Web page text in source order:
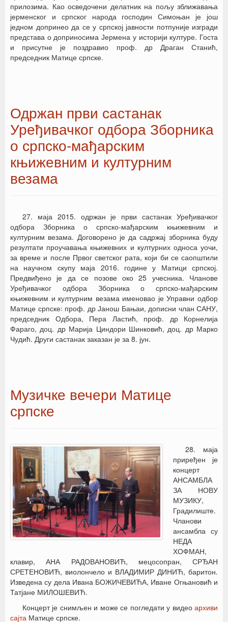
прилозима. Као осведочени делатник на пољу зближавања
јерменског и српског народа господин Симоњан је још
једном допринео да се у српској јавности потпуније изгради
представа о доприносима Јермена у историји културе. Госта
и присутне је поздравио проф. др Драган Станић,
председник Матице српске.
Одржан први састанак
Уређивачког одбора Зборника
о српско-мађарским
књижевним и културним
везама
27. маја 2015. одржан је први састанак Уређивачког
одбора Зборника о српско-мађарским књижевним и
културним везама. Договорено је да садржај зборника буду
резултати проучавања књижевних и културних односа уочи,
за време и после Првог светског рата, који би се саопштили
на научном скупу маја 2016. године у Матици српској.
Предвиђено је да се позове око 25 учесника. Чланове
Уређивачког одбора Зборника о српско-мађарским
књижевним и културним везама именовао је Управни одбор
Матице српске꞉ проф. др Јанош Бањаи, дописни члан САНУ,
председник Одбора, Пера Ластић, проф. др Корнелија
Фараго, доц. др Марија Циндори Шинковић, доц. др Марко
Чудић. Други састанак заказан је за 8. јун.
Музичке вечери Матице
српске
28. маја
приређен је
концерт
АНСАМБЛА
ЗА НОВУ
МУЗИКУ,
Градилиште.
Чланови
ансамбла су
НЕДА
ХОФМАН,
клавир, АНА РАДОВАНОВИЋ, мецосопран, СРЂАН
СРЕТЕНОВИЋ, виолончело и ВЛАДИМИР ДИНИЋ, баритон.
Изведена су дела Ивана БОЖИЧЕВИЋА, Иване Огњановић и
Татјане МИЛОШЕВИЋ.
Концерт је снимљен и може се погледати у видео архиви
сајта Матице српске.